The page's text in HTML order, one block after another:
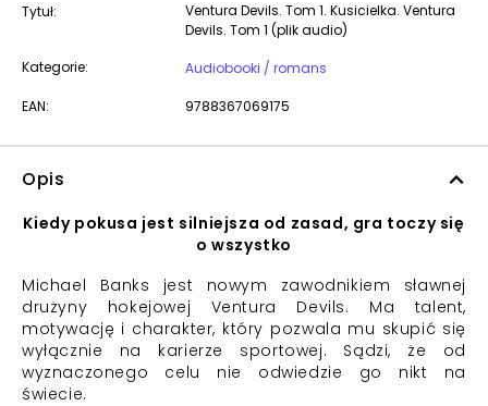
Tytuł:
Ventura Devils. Tom 1. Kusicielka. Ventura
Devils. Tom 1 (plik audio)
Kategorie:
Audiobooki / romans
EAN: 9788367069175
Opis
Kiedy pokusa jest silniejsza od zasad, gra toczy się
o wszystko
Michael Banks jest nowym zawodnikiem sławnej
drużyny hokejowej Ventura Devils. Ma talent,
motywację i charakter, który pozwala mu skupić się
wyłącznie na karierze sportowej. Sądzi, że od
wyznaczonego celu nie odwiedzie go nikt na
świecie.